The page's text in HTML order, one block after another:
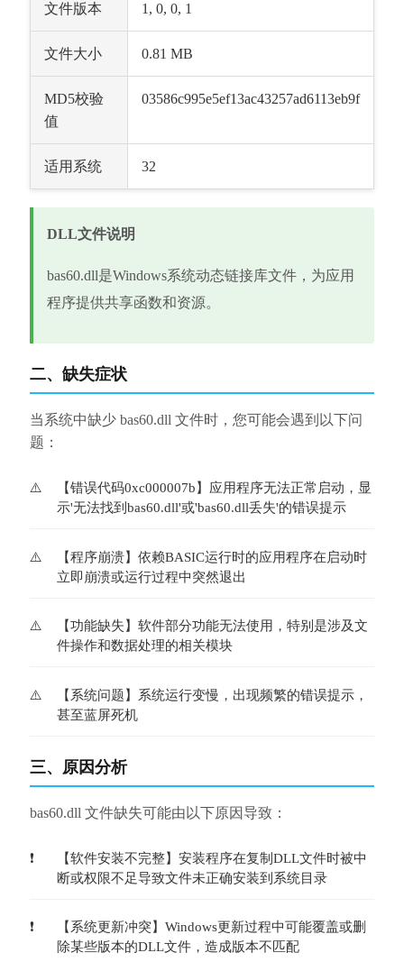
文件版本 1, 0, 0, 1
文件大小 0.81 MB
MD5校验
值
03586c995e5ef13ac43257ad6113eb9f
适用系统 32
DLL文件说明
bas60.dll是Windows系统动态链接库文件，为应用
程序提供共享函数和资源。
二、缺失症状
当系统中缺少 bas60.dll 文件时，您可能会遇到以下问
题：
【错误代码0xc000007b】应用程序无法正常启动，显
示'无法找到bas60.dll'或'bas60.dll丢失'的错误提示
【程序崩溃】依赖BASIC运行时的应用程序在启动时
立即崩溃或运行过程中突然退出
【功能缺失】软件部分功能无法使用，特别是涉及文
件操作和数据处理的相关模块
【系统问题】系统运行变慢，出现频繁的错误提示，
甚至蓝屏死机
三、原因分析
bas60.dll 文件缺失可能由以下原因导致：
【软件安装不完整】安装程序在复制DLL文件时被中
断或权限不足导致文件未正确安装到系统目录
【系统更新冲突】Windows更新过程中可能覆盖或删
除某些版本的DLL文件，造成版本不匹配